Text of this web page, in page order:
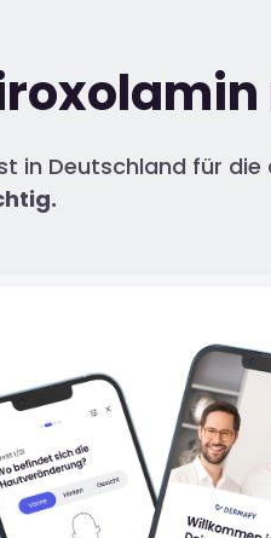
in Deutschland für